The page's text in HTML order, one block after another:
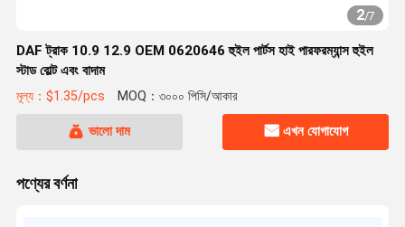
2/7
DAF ট্রাক 10.9 12.9 OEM 0620646 হুইল পার্টস হাই পারফরম্যান্স হুইল
স্টাড বোল্ট এবং বাদাম
মূল্য：$1.35/pcs MOQ：৩০০০ পিসি/আকার
ভালো দাম এখন যোগাযোগ
পণ্যের বর্ণনা